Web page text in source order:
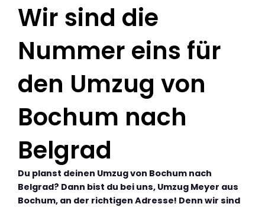
Wir sind die
Nummer eins für
den Umzug von
Bochum nach
Belgrad
Du planst deinen Umzug von Bochum nach
Belgrad? Dann bist du bei uns, Umzug Meyer aus
Bochum, an der richtigen Adresse! Denn wir sind